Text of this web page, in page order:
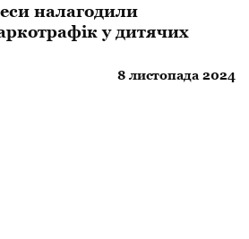
налагодили
у дитячих
8 листопада 2024